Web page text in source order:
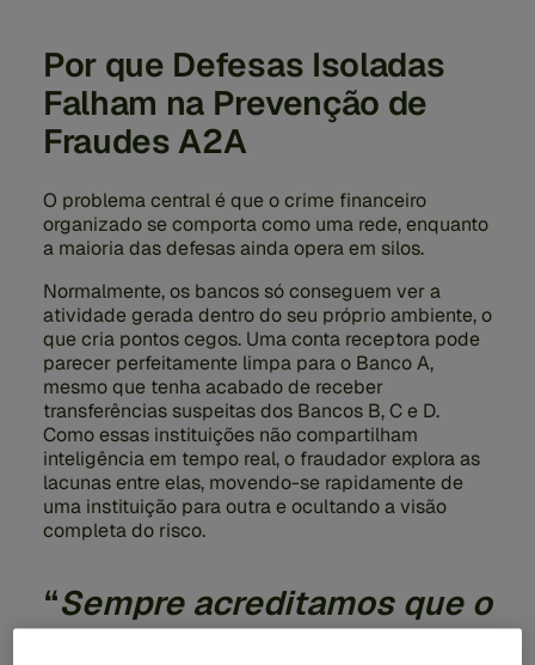
Por que Defesas Isoladas
Falham na Prevenção de
Fraudes A2A
O problema central é que o crime financeiro
organizado se comporta como uma rede, enquanto
a maioria das defesas ainda opera em silos.
Normalmente, os bancos só conseguem ver a
atividade gerada dentro do seu próprio ambiente, o
que cria pontos cegos. Uma conta receptora pode
parecer perfeitamente limpa para o Banco A,
mesmo que tenha acabado de receber
transferências suspeitas dos Bancos B, C e D.
Como essas instituições não compartilham
inteligência em tempo real, o fraudador explora as
lacunas entre elas, movendo-se rapidamente de
uma instituição para outra e ocultando a visão
completa do risco.
“Sempre acreditamos que o